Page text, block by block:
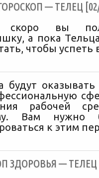
— ТЕЛЕЦ [02/
скоро вы
а пока
чтобы успеть
будут
рабочей
Вам нужно
к этим
ЗДОРОВЬЯ — ТЕЛЕЦ